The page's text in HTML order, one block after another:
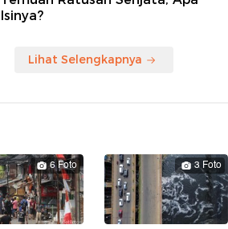
Isinya?
Lihat Selengkapnya
6 Foto 3 Foto